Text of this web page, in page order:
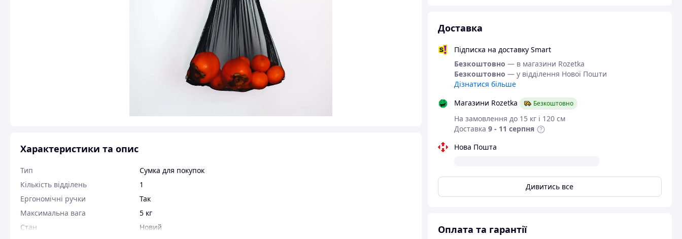
Доставка
Підписка на доставку Smart
Безкоштовно — в магазини Rozetka
Безкоштовно — у відділення Нової Пошти
Дізнатися більше
Магазини Rozetka
Безкоштовно
На замовлення до 15 кг і 120 см
Доставка 9 - 11 серпня
Нова Пошта
Дивитись все
Оплата та гарантії
Характеристики та опис
Тип
Сумка для покупок
Кількість відділень
1
Ергономічні ручки
Так
Максимальна вага
5 кг
Стан
Новий